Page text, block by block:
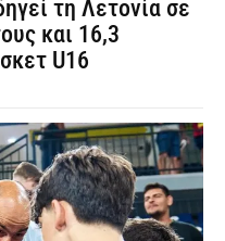
τη Λετονία σε
και 16,3
U16